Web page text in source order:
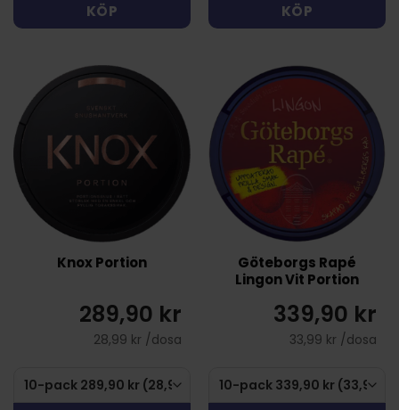
KÖP KÖP
Knox Portion
289,90 kr
28,99 kr /dosa
Göteborgs Rapé
Lingon Vit Portion
339,90 kr
33,99 kr /dosa